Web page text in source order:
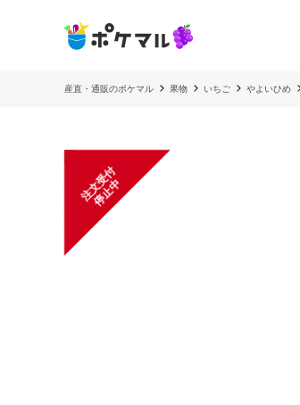
産直・通販のポケマル 果物 いちご やよいひめ
注
文
受
付
停
止
中